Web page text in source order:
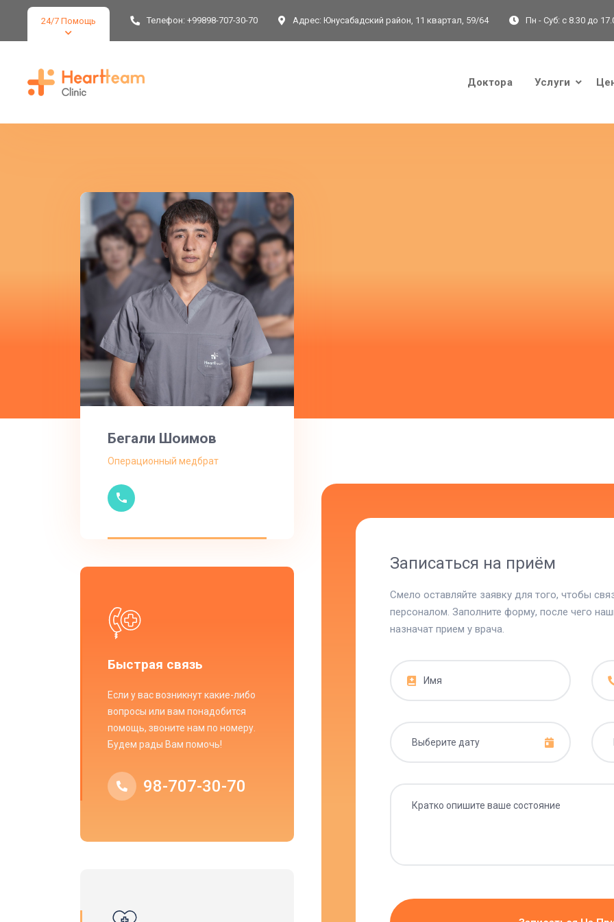
24/7 Помощь Телефон: +99898-707-30-70 Адрес: Юнусабадский район, 11 квартал, 59/64 Пн - Суб: с 8.30 до
Доктора Услуги
Бегали Шоимов
Операционный медбрат
Быстрая связь
Если у вас возникнут какие-либо
вопросы или вам понадобится
помощь, звоните нам по номеру.
Будем рады Вам помочь!
98-707-30-70
Записаться на приём
Смело оставляйте заявку для того, чтобы
персоналом. Заполните форму, после чего
назначат прием у врача.